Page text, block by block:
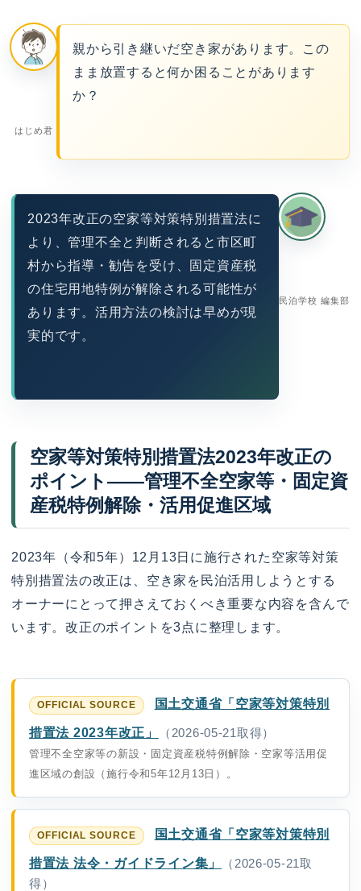
はじめ君
親から引き継いだ空き家があります。この
まま放置すると何か困ることがあります
か？
民泊学校 編集部
2023年改正の空家等対策特別措置法に
より、管理不全と判断されると市区町
村から指導・勧告を受け、固定資産税
の住宅用地特例が解除される可能性が
あります。活用方法の検討は早めが現
実的です。
空家等対策特別措置法2023年改正の
ポイント——管理不全空家等・固定資
産税特例解除・活用促進区域
2023年（令和5年）12月13日に施行された空家等対策
特別措置法の改正は、空き家を民泊活用しようとする
オーナーにとって押さえておくべき重要な内容を含んで
います。改正のポイントを3点に整理します。
国土交通省「空家等対策特別
措置法 2023年改正」
（2026-05-21取得）
管理不全空家等の新設・固定資産税特例解除・空家等活用促
進区域の創設（施行令和5年12月13日）。
国土交通省「空家等対策特別
措置法 法令・ガイドライン集」
（2026-05-21取
得）